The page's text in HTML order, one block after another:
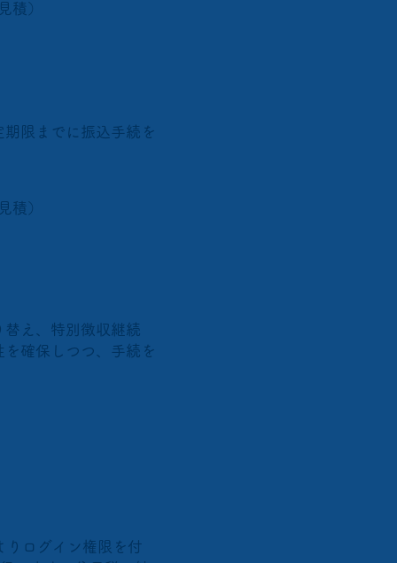
積）
限までに振込手続を
積）
え、特別徴収継続
確保しつつ、手続を
りログイン権限を付